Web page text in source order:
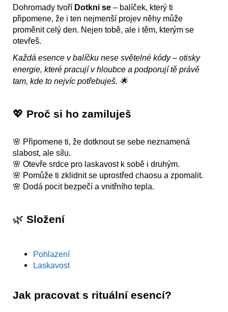
Dohromady tvoří Dotkni se – balíček, který ti
připomene, že i ten nejmenší projev něhy může
proměnit celý den. Nejen tobě, ale i těm, kterým se
otevřeš.
Každá esence v balíčku nese světelné kódy – otisky
energie, které pracují v hloubce a podporují tě právě
tam, kde to nejvíc potřebuješ. 🌟
💖 Proč si ho zamiluješ
🌸 Připomene ti, že dotknout se sebe neznamená
slabost, ale sílu.
🌸 Otevře srdce pro laskavost k sobě i druhým.
🌸 Pomůže ti zklidnit se uprostřed chaosu a zpomalit.
🌸 Dodá pocit bezpečí a vnitřního tepla.
🌿 Složení
Pohlazení
Laskavost
Jak pracovat s rituální esencí?